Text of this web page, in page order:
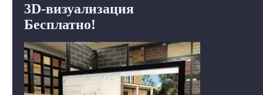
3D-визуализация
Бесплатно!